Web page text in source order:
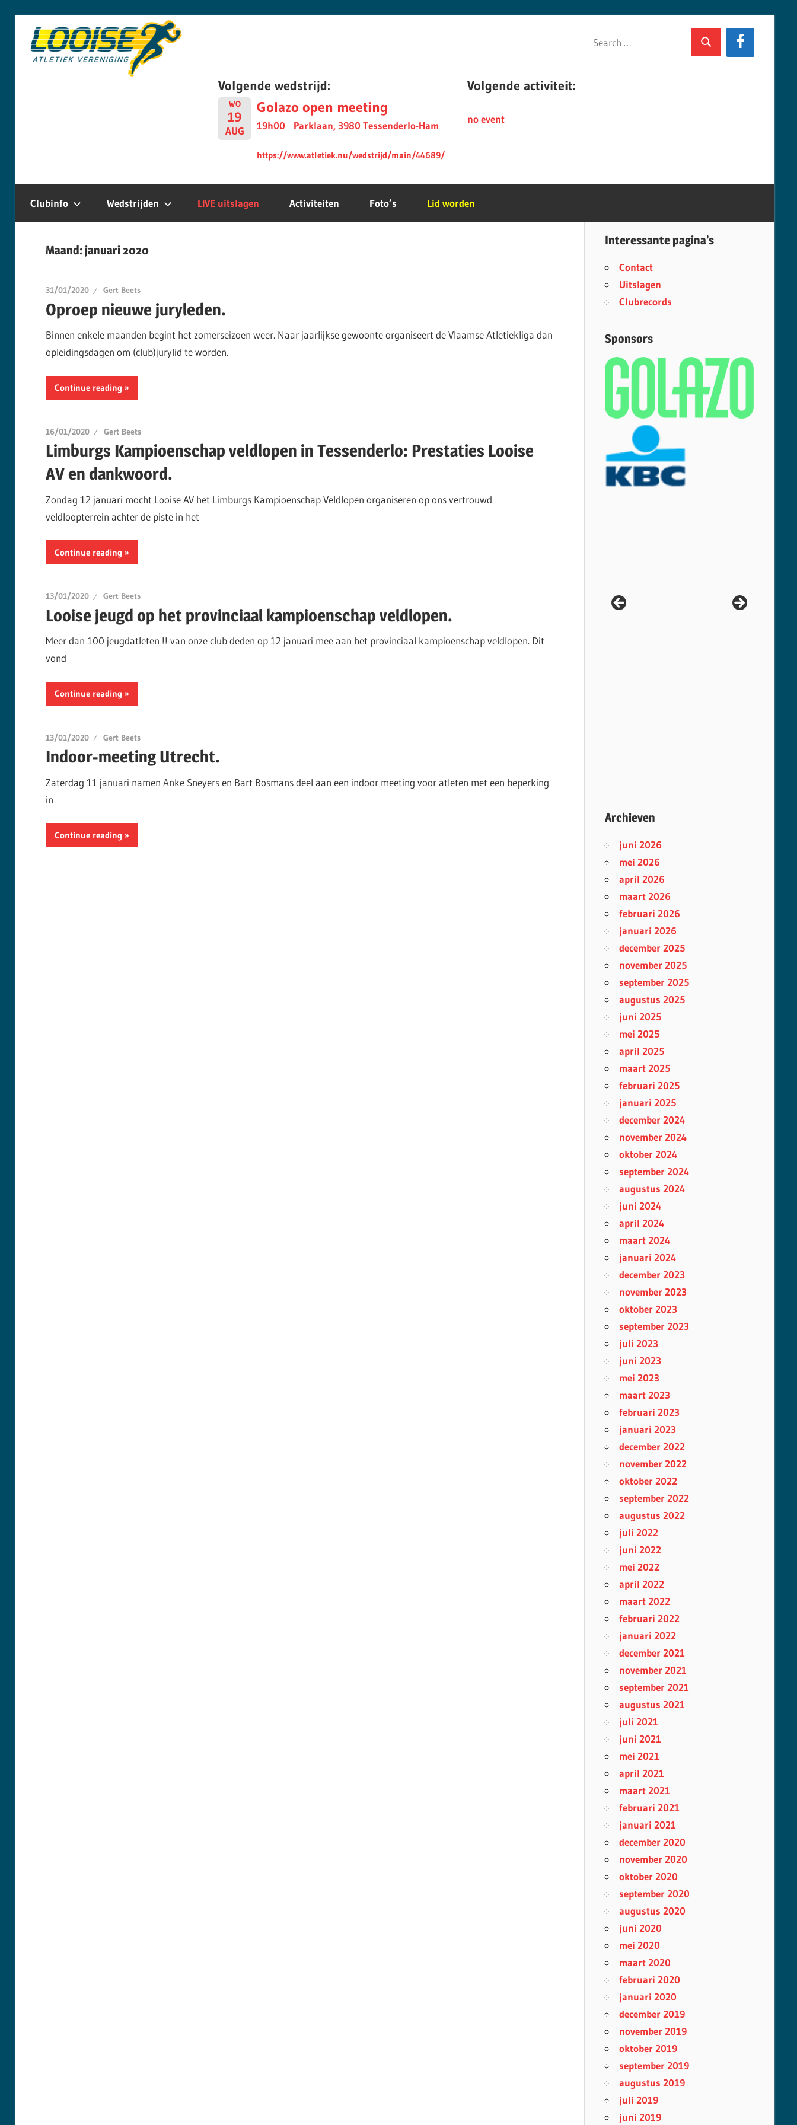
content
for:
Search
Volgende wedstrijd:
WO
19
AUG
Golazo open meeting
19h00 Parklaan, 3980 Tessenderlo-Ham
https://www.atletiek.nu/wedstrijd/main/44689/
Volgende activiteit:
no event
Clubinfo Wedstrijden LIVE uitslagen Activiteiten Foto’s Lid worden
Maand:januari 2020
31/01/2020 Gert Beets
Oproep nieuwe juryleden.
Binnen enkele maanden begint het zomerseizoen weer. Naar jaarlijkse gewoonte organiseert de Vlaamse Atletiekliga dan
opleidingsdagen om (club)jurylid te worden.
Continue reading
16/01/2020 Gert Beets
Limburgs Kampioenschap veldlopen in Tessenderlo: Prestaties Looise
AV en dankwoord.
Zondag 12 januari mocht Looise AV het Limburgs Kampioenschap Veldlopen organiseren op ons vertrouwd
veldloopterrein achter de piste in het
Continue reading
13/01/2020 Gert Beets
Looise jeugd op het provinciaal kampioenschap veldlopen.
Meer dan 100 jeugdatleten !! van onze club deden op 12 januari mee aan het provinciaal kampioenschap veldlopen. Dit
vond
Continue reading
13/01/2020 Gert Beets
Indoor-meeting Utrecht.
Zaterdag 11 januari namen Anke Sneyers en Bart Bosmans deel aan een indoor meeting voor atleten met een beperking
in
Continue reading
Interessante pagina’s
Contact
Uitslagen
Clubrecords
Sponsors
Archieven
juni 2026
mei 2026
april 2026
maart 2026
februari 2026
januari 2026
december 2025
november 2025
september 2025
augustus 2025
juni 2025
mei 2025
april 2025
maart 2025
februari 2025
januari 2025
december 2024
november 2024
oktober 2024
september 2024
augustus 2024
juni 2024
april 2024
maart 2024
januari 2024
december 2023
november 2023
oktober 2023
september 2023
juli 2023
juni 2023
mei 2023
maart 2023
februari 2023
januari 2023
december 2022
november 2022
oktober 2022
september 2022
augustus 2022
juli 2022
juni 2022
mei 2022
april 2022
maart 2022
februari 2022
januari 2022
december 2021
november 2021
september 2021
augustus 2021
juli 2021
juni 2021
mei 2021
april 2021
maart 2021
februari 2021
januari 2021
december 2020
november 2020
oktober 2020
september 2020
augustus 2020
juni 2020
mei 2020
maart 2020
februari 2020
januari 2020
december 2019
november 2019
oktober 2019
september 2019
augustus 2019
juli 2019
juni 2019